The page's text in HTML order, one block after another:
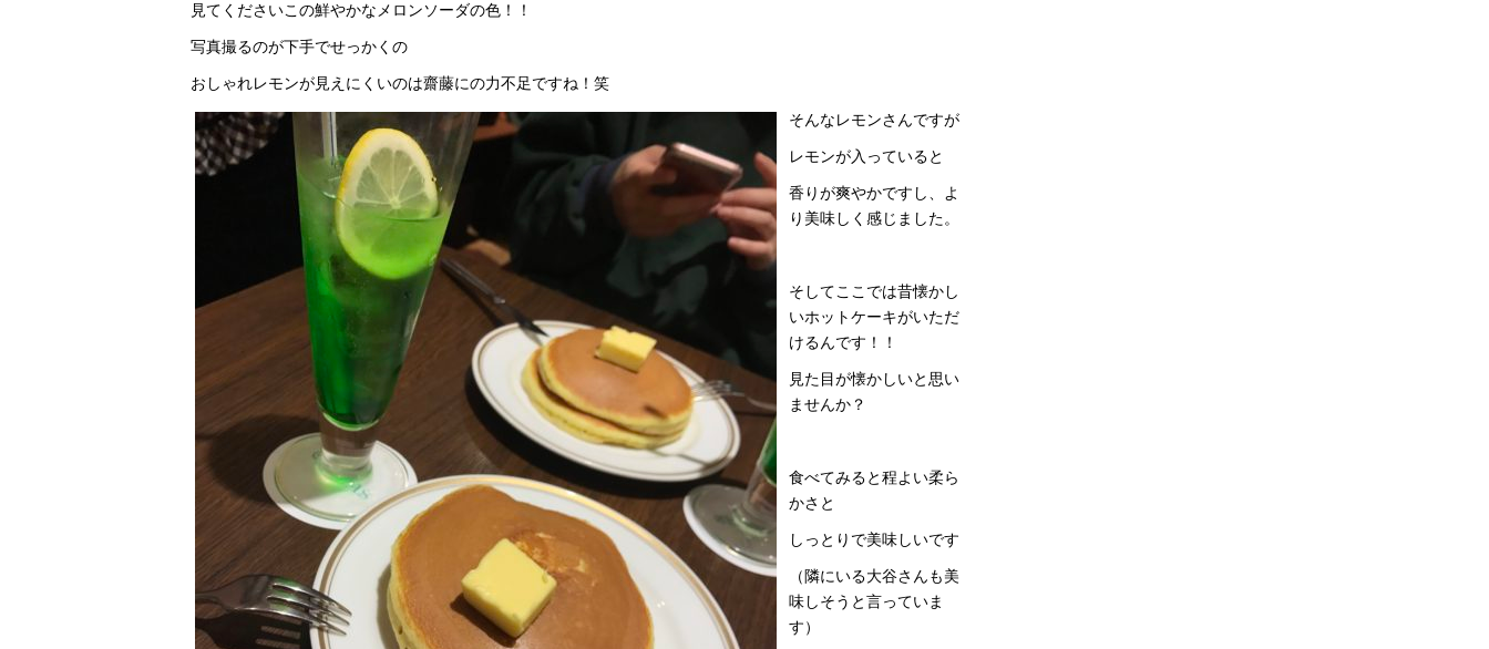
見てくださいこの鮮やかなメロンソーダの色！！
写真撮るのが下手でせっかくの
おしゃれレモンが見えにくいのは齋藤にの力不足ですね！笑
そんなレモンさんですが
レモンが入っていると
香りが爽やかですし、よ
り美味しく感じました。
そしてここでは昔懐かし
いホットケーキがいただ
けるんです！！
見た目が懐かしいと思い
ませんか？
食べてみると程よい柔ら
かさと
しっとりで美味しいです
（隣にいる大谷さんも美
味しそうと言っていま
す）